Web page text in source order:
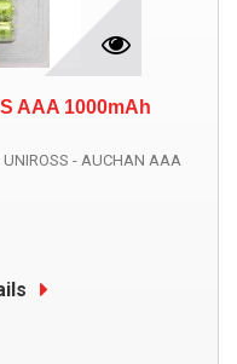
AAA 1000mAh
- AUCHAN AAA